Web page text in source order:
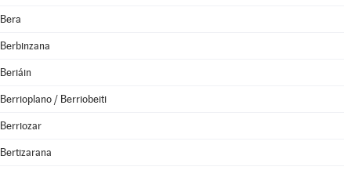
Bera
Berbinzana
Beriáin
Berrioplano / Berriobeiti
Berriozar
Bertizarana